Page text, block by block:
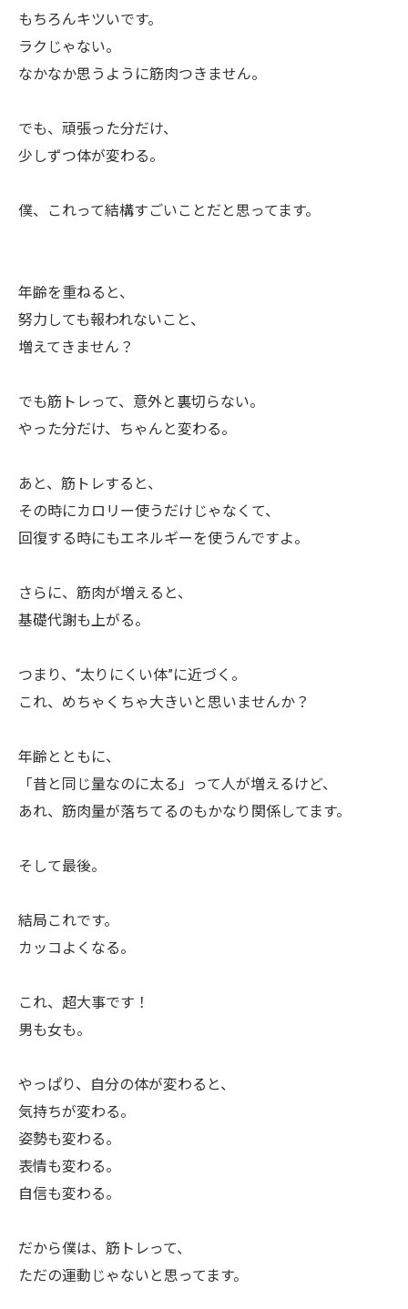
もちろんキツいです。
ラクじゃない。
なかなか思うように筋肉つきません。
でも、頑張った分だけ、
少しずつ体が変わる。
僕、これって結構すごいことだと思ってます。
年齢を重ねると、
努力しても報われないこと、
増えてきません？
でも筋トレって、意外と裏切らない。
やった分だけ、ちゃんと変わる。
あと、筋トレすると、
その時にカロリー使うだけじゃなくて、
回復する時にもエネルギーを使うんですよ。
さらに、筋肉が増えると、
基礎代謝も上がる。
つまり、“太りにくい体”に近づく。
これ、めちゃくちゃ大きいと思いませんか？
年齢とともに、
「昔と同じ量なのに太る」って人が増えるけど、
あれ、筋肉量が落ちてるのもかなり関係してます。
そして最後。
結局これです。
カッコよくなる。
これ、超大事です！
男も女も。
やっぱり、自分の体が変わると、
気持ちが変わる。
姿勢も変わる。
表情も変わる。
自信も変わる。
だから僕は、筋トレって、
ただの運動じゃないと思ってます。